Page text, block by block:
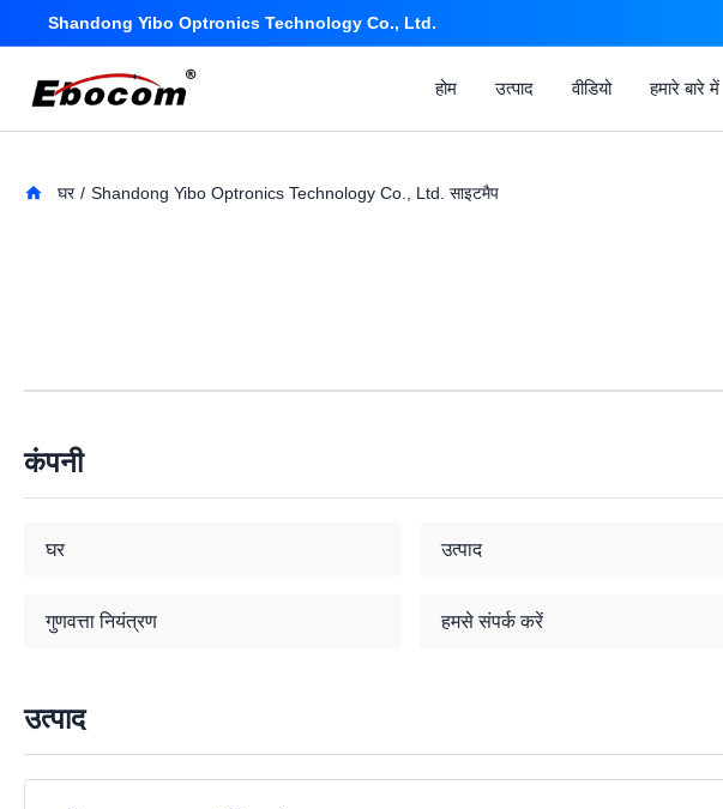
Shandong Yibo Optronics Technology Co., Ltd.
होम उत्पाद वीडियो हमारे बारे में
घर / Shandong Yibo Optronics Technology Co., Ltd. साइटमैप
कंपनी
घर उत्पाद
गुणवत्ता नियंत्रण हमसे संपर्क करें
उत्पाद